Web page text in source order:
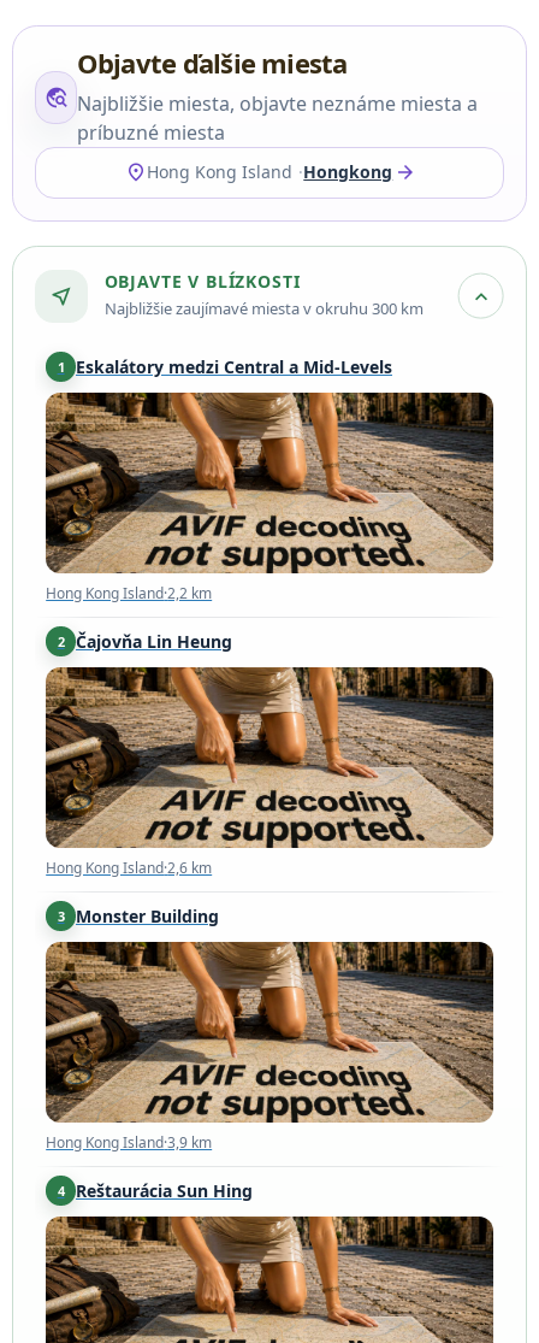
travel_explore
Objavte ďalšie miesta
Najbližšie miesta, objavte neznáme miesta a
príbuzné miesta
location_on Hong Kong Island Hongkong arrow_forward
near_me
OBJAVTE V BLÍZKOSTI
Najbližšie zaujímavé miesta v okruhu 300 km expand_more
1 Eskalátory medzi Central a Mid-Levels
Hong Kong Island·2,2 km
Hong Kong Island·2,2 km
2 Čajovňa Lin Heung
Hong Kong Island·2,6 km
Hong Kong Island·2,6 km
3 Monster Building
Hong Kong Island·3,9 km
Hong Kong Island·3,9 km
4 Reštaurácia Sun Hing
Hong Kong Island·4,9 km